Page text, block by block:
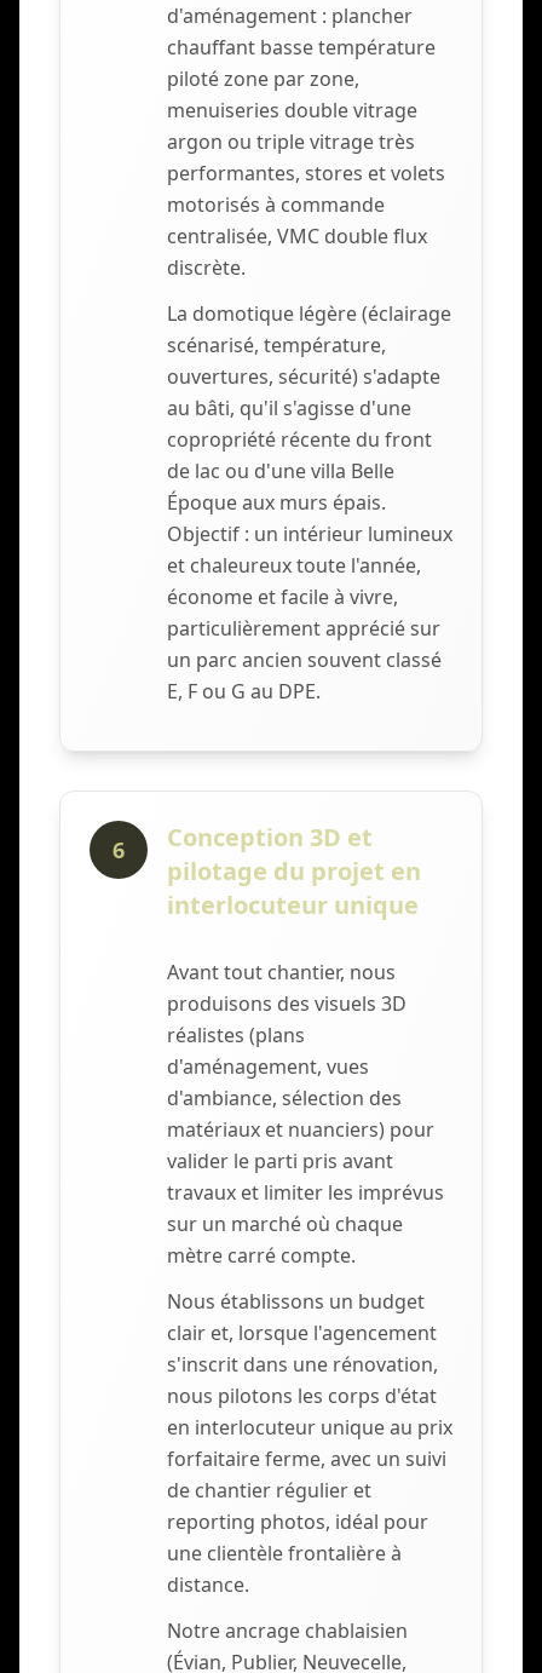
d'aménagement : plancher
chauffant basse température
piloté zone par zone,
menuiseries double vitrage
argon ou triple vitrage très
performantes, stores et volets
motorisés à commande
centralisée, VMC double flux
discrète.
La domotique légère (éclairage
scénarisé, température,
ouvertures, sécurité) s'adapte
au bâti, qu'il s'agisse d'une
copropriété récente du front
de lac ou d'une villa Belle
Époque aux murs épais.
Objectif : un intérieur lumineux
et chaleureux toute l'année,
économe et facile à vivre,
particulièrement apprécié sur
un parc ancien souvent classé
E, F ou G au DPE.
6
Conception 3D et
pilotage du projet en
interlocuteur unique
Avant tout chantier, nous
produisons des visuels 3D
réalistes (plans
d'aménagement, vues
d'ambiance, sélection des
matériaux et nuanciers) pour
valider le parti pris avant
travaux et limiter les imprévus
sur un marché où chaque
mètre carré compte.
Nous établissons un budget
clair et, lorsque l'agencement
s'inscrit dans une rénovation,
nous pilotons les corps d'état
en interlocuteur unique au prix
forfaitaire ferme, avec un suivi
de chantier régulier et
reporting photos, idéal pour
une clientèle frontalière à
distance.
Notre ancrage chablaisien
(Évian, Publier, Neuvecelle,